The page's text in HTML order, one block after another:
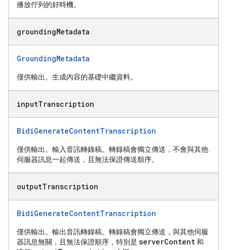
播放佇列的好時機。
groundingMetadata
GroundingMetadata
僅供輸出。生成內容的基礎中繼資料。
inputTranscription
BidiGenerateContentTranscription
僅供輸出。輸入音訊轉錄稿。轉錄稿會獨立傳送，不會與其他
伺服器訊息一起傳送，且無法保證傳送順序。
outputTranscription
BidiGenerateContentTranscription
僅供輸出。輸出音訊轉錄稿。轉錄稿會獨立傳送，與其他伺服
器訊息無關，且無法保證順序，特別是 serverContent和